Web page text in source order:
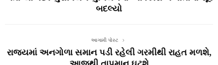
બદલ્યો
આગામી પોસ્ટ
રાજ્યમાં અનગોળા સમાન પડી રહેલી ગરમીથી રાહત મળશે,